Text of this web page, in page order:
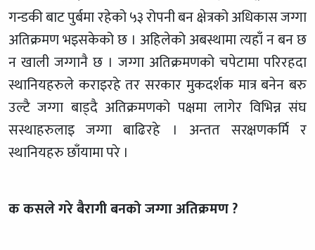
गन्डकी बाट पुर्बमा रहेको ५३ रोपनी बन क्षेत्रको अधिकास जग्गा
अतिक्रमण भइसकेको छ । अहिलेको अबस्थामा त्यहाँ न बन छ
न खाली जग्गानै छ । जग्गा अतिक्रमणको चपेटामा परिरहदा
स्थानियहरुले कराइरहे तर सरकार मुकदर्शक मात्र बनेन बरु
उल्टै जग्गा बाड्दै अतिक्रमणको पक्षमा लागेर विभिन्न संघ
सस्थाहरुलाइ जग्गा बाढिरहे । अन्तत सरक्षणकर्मि र
स्थानियहरु छाँयामा परे ।
क कसले गरे बैरागी बनको जग्गा अतिक्रमण ?